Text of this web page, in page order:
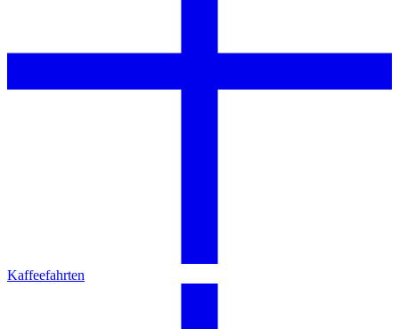
Kaffeefahrten